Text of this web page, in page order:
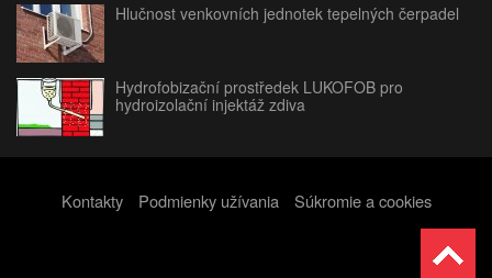
Hlučnost venkovních jednotek tepelných čerpadel
Hydrofobizační prostředek LUKOFOB pro
hydroizolační injektáž zdiva
Kontakty Podmienky užívania Súkromie a cookies